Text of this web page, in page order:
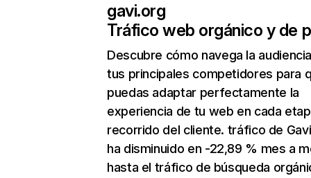
gavi.org
Tráfico web orgánico y de
Descubre cómo navega la
tus principales competidores para
puedas adaptar perfectamente la
experiencia de tu web en cada
recorrido del cliente. tráfico de
ha disminuido en -22,89 % mes a
hasta el tráfico de búsqueda